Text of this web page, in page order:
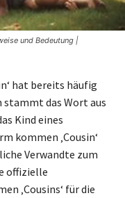
und Bedeutung |
hat bereits häufig
das Wort aus
Kind eines
kommen ‚Cousin‘
Verwandte zum
offizielle
‚Cousins‘ für die